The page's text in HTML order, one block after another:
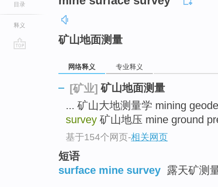
目录
释义
矿山地面测量
网络释义 专业释义
[矿业] 矿山地面测量
... 矿山大地测量学 mining
survey 矿山地压 mine ground
基于154个网页-相关网页
短语
surface mine survey 露天矿测